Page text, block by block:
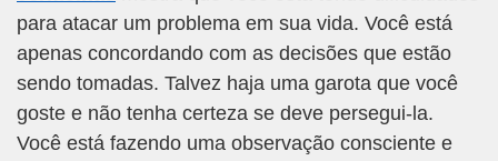
para atacar um problema em sua vida. Você está
apenas concordando com as decisões que estão
sendo tomadas. Talvez haja uma garota que você
goste e não tenha certeza se deve persegui-la.
Você está fazendo uma observação consciente e